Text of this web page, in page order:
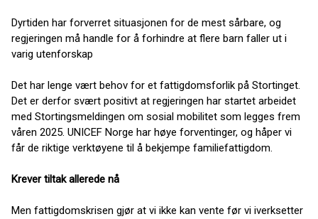
Dyrtiden har forverret situasjonen for de mest sårbare, og
regjeringen må handle for å forhindre at flere barn faller ut i
varig utenforskap
Det har lenge vært behov for et fattigdomsforlik på Stortinget.
Det er derfor svært positivt at regjeringen har startet arbeidet
med Stortingsmeldingen om sosial mobilitet som legges frem
våren 2025. UNICEF Norge har høye forventinger, og håper vi
får de riktige verktøyene til å bekjempe familiefattigdom.
Krever tiltak allerede nå
Men fattigdomskrisen gjør at vi ikke kan vente før vi iverksetter